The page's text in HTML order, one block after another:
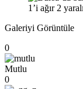
Galeriyi Görüntüle
0
Mutlu
0